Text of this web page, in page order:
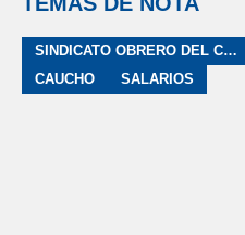
SINDICATO OBRERO DEL CAUCHO, ANEXOS Y AFINES
CAUCHO
SALARIOS